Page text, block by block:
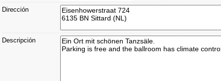
Dirección
Descripción